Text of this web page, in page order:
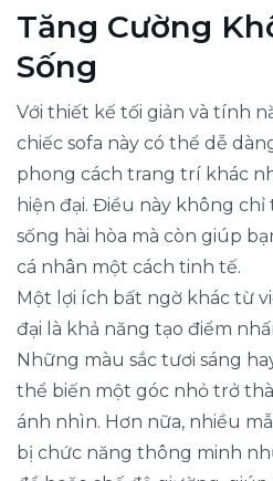
Tăng Cường
Sống
Với thiết kế tối giản và tính
chiếc sofa này có thể dễ
phong cách trang trí khác
hiện đại. Điều này không
sống hài hòa mà còn giúp
cá nhân một cách tinh tế.
Một lợi ích bất ngờ khác từ
đại là khả năng tạo điểm
Những màu sắc tươi sáng
thể biến một góc nhỏ trở
ánh nhìn. Hơn nữa, nhiều
bị chức năng thông minh